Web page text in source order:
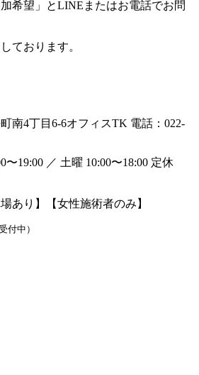
希望」とLINEまたはお電話でお問
ております。
南4丁目6-6オフィスTK 電話：022-
19:00 ／ 土曜 10:00〜18:00 定休
あり】【女性施術者のみ】
付中）